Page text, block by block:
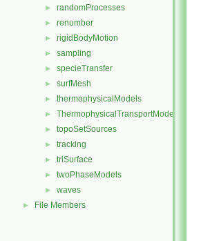
► randomProcesses
► renumber
► rigidBodyMotion
► sampling
► specieTransfer
► surfMesh
► thermophysicalModels
► ThermophysicalTransportModels
► topoSetSources
► tracking
► triSurface
► twoPhaseModels
► waves
► File Members